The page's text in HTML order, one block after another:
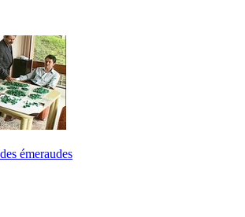
émeraudes